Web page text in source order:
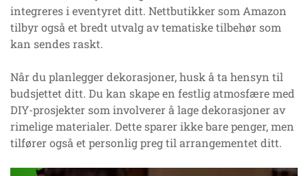
integreres i eventyret ditt. Nettbutikker som Amazon
tilbyr også et bredt utvalg av tematiske tilbehør som
kan sendes raskt.
Når du planlegger dekorasjoner, husk å ta hensyn til
budsjettet ditt. Du kan skape en festlig atmosfære med
DIY-prosjekter som involverer å lage dekorasjoner av
rimelige materialer. Dette sparer ikke bare penger, men
tilfører også et personlig preg til arrangementet ditt.